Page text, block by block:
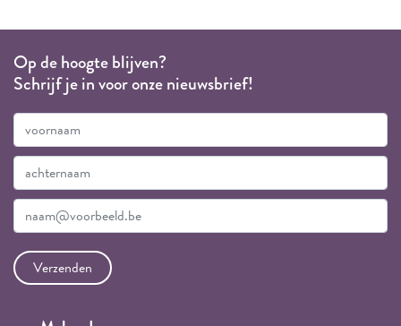
Op de hoogte blijven?
Schrijf je in voor onze nieuwsbrief!